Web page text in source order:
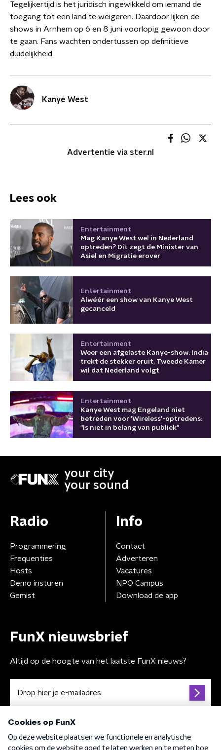
Tegelijkertijd is het juridisch ingewikkeld om iemand de
toegang tot een land te weigeren. Daardoor lijken de
shows in Arnhem op 6 en 8 juni voorlopig gewoon door
te gaan. Fans wachten ondertussen op definitieve
duidelijkheid.
Kanye West
Advertentie via ster.nl
Lees ook
Entertainment
Mag Kanye West wel in Nederland
optreden? Dít zegt de Minister van
Asiel en Migratie erover
Entertainment
Alwéér een show van Kanye West
gecanceld
Entertainment
Weer een afgelaste Kanye-show: India
trekt de stekker eruit, Tweede Kamer
wil dat Nederland volgt
Entertainment
Kanye West mag Engeland niet
betreden voor 'Wireless'-optredens:
"Is niet in belang van publiek"
your city
your sound
Radio
Programmering
Frequenties
Hosts
Demo insturen
Gemist
Info
Contact
Adverteren
Vacatures
NPO Campus
Download de app
FunX nieuwsbrief
Altijd op de hoogte van het laatste FunX-nieuws?